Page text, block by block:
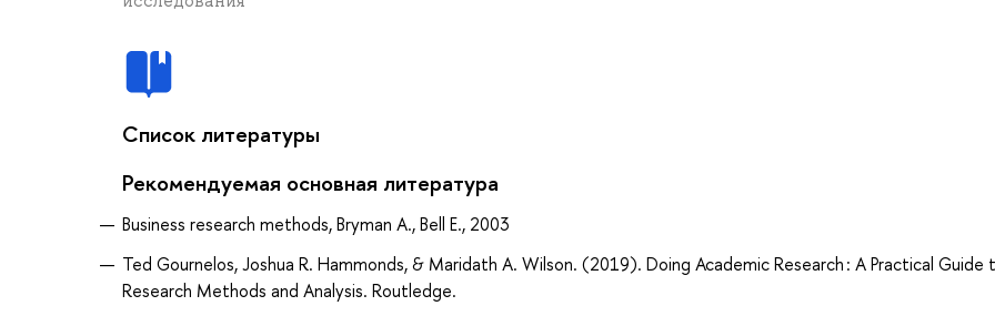
Список литературы
Рекомендуемая основная литература
Business research methods, Bryman A., Bell E., 2003
Ted Gournelos, Joshua R. Hammonds, & Maridath A. Wilson. (2019). Doing Academic Research : A Practical Guide
Research Methods and Analysis. Routledge.